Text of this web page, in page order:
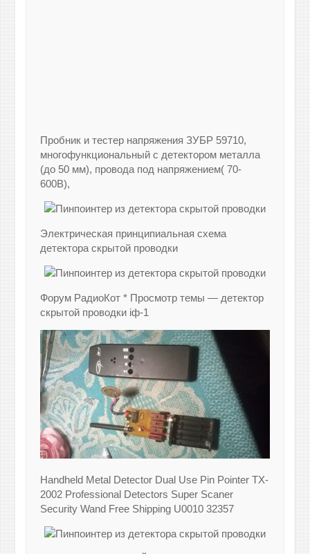
Пробник и тестер напряжения ЗУБР 59710,
многофункциональный с детектором металла
(до 50 мм), провода под напряжением( 70-
600В),
Электрическая принципиальная схема
детектора скрытой проводки
Форум РадиоКот * Просмотр темы — детектор
скрытой проводки іф-1
Handheld Metal Detector Dual Use Pin Pointer TX-
2002 Professional Detectors Super Scaner
Security Wand Free Shipping U0010 32357